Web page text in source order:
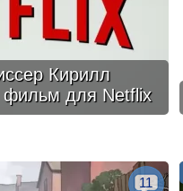
Кирилл
фильм для Netflix
11